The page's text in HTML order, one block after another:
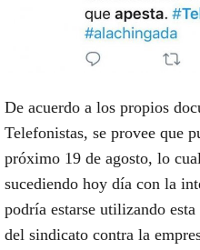
De acuerdo a los propios
Telefonistas, se provee que
próximo 19 de agosto, lo
sucediendo hoy día con la
podría estarse utilizando
del sindicato contra la